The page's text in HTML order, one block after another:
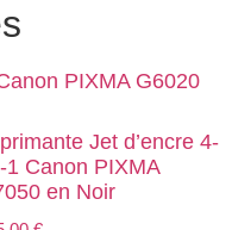
Jet d’encre 4-
1 Canon PIXMA
en Noir